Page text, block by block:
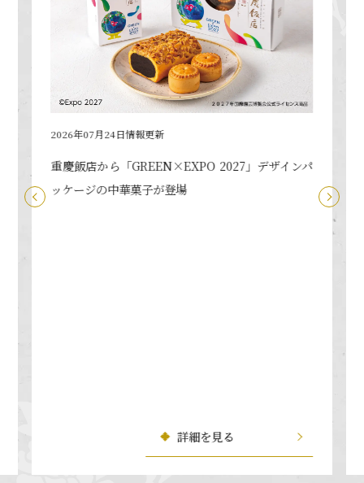
2026年07月24日情報更新
重慶飯店から「GREEN×EXPO 2027」デザインパ
ッケージの中華菓子が登場
詳細を見る